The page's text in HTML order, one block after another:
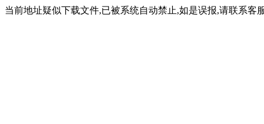
当前地址疑似下载文件,已被系统自动禁止,如是误报,请联系客